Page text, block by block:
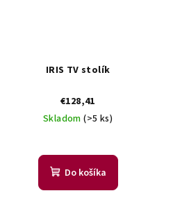
IRIS TV stolík
€128,41
Skladom(>5 ks)
Do košíka